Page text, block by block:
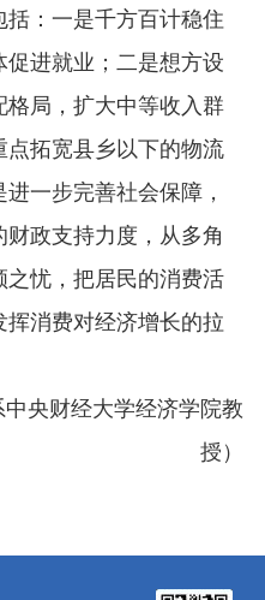
：一是千方百计稳住
进就业；二是想方设
局，扩大中等收入群
拓宽县乡以下的物流
一步完善社会保障，
政支持力度，从多角
之忧，把居民的消费活
消费对经济增长的拉
央财经大学经济学院教
授）